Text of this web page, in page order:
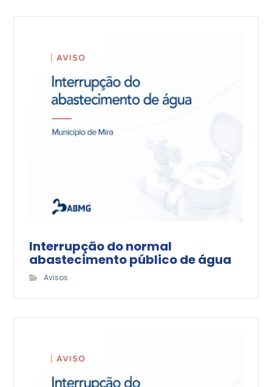
Interrupção do normal
abastecimento público de água
Avisos